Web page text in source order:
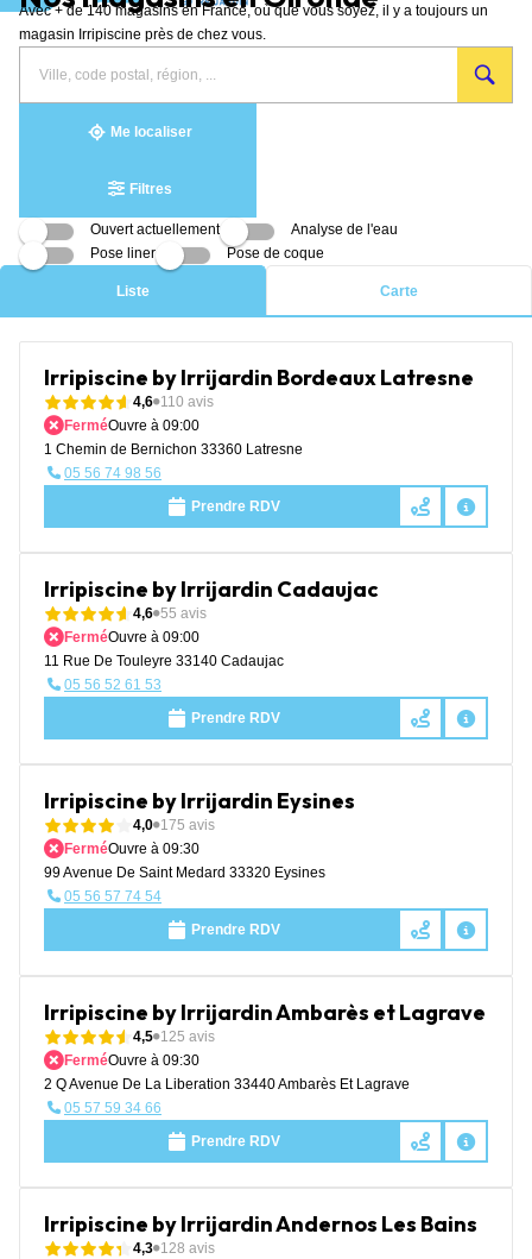
Aller au contenu
Avec + de 140 magasins en France, où que vous soyez, il y a toujours un
magasin Irripiscine près de chez vous.
Rechercher
Veuillez
renseigner
{{count}}
résultat(s)
Me localiser
Filtres
Ouvert actuellement
Analyse de l'eau
Pose liner
Pose de coque
Liste Carte
Irripiscine by Irrijardin Bordeaux Latresne
4,6 110 avis
FerméOuvre à 09:00
1 Chemin de Bernichon 33360 Latresne
05 56 74 98 56
Prendre RDV
Irripiscine by Irrijardin Cadaujac
4,6 55 avis
FerméOuvre à 09:00
11 Rue De Touleyre 33140 Cadaujac
05 56 52 61 53
Prendre RDV
Irripiscine by Irrijardin Eysines
4,0 175 avis
FerméOuvre à 09:30
99 Avenue De Saint Medard 33320 Eysines
05 56 57 74 54
Prendre RDV
Irripiscine by Irrijardin Ambarès et Lagrave
4,5 125 avis
FerméOuvre à 09:30
2 Q Avenue De La Liberation 33440 Ambarès Et Lagrave
05 57 59 34 66
Prendre RDV
Irripiscine by Irrijardin Andernos Les Bains
4,3 128 avis